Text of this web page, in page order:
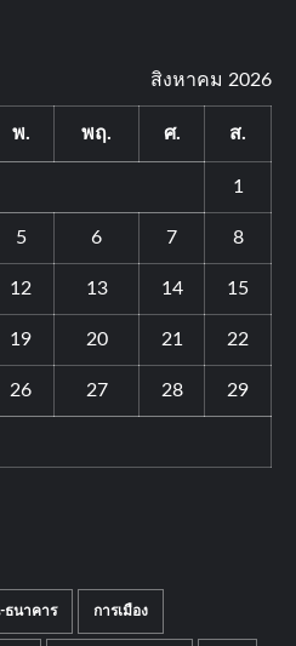
สิงหาคม 2026
พ. พฤ. ศ. ส.
1
5 6 7 8
12 13 14 15
19 20 21 22
26 27 28 29
-ธนาคาร การเมือง